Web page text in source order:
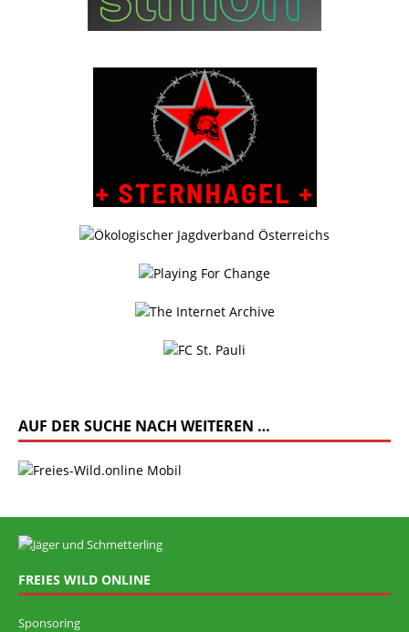
AUF DER SUCHE NACH WEITEREN …
FREIES WILD ONLINE
Sponsoring